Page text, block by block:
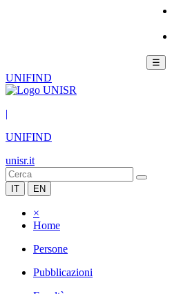
☰
UNIFIND
|
UNIFIND
unisr.it
IT EN
×
Home
Persone
Pubblicazioni